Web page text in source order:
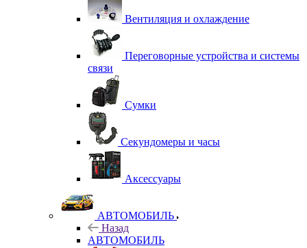
Вентиляция и охлаждение
Переговорные устройства и системы
связи
Сумки
Секундомеры и часы
Аксессуары
АВТОМОБИЛЬ
Назад
АВТОМОБИЛЬ